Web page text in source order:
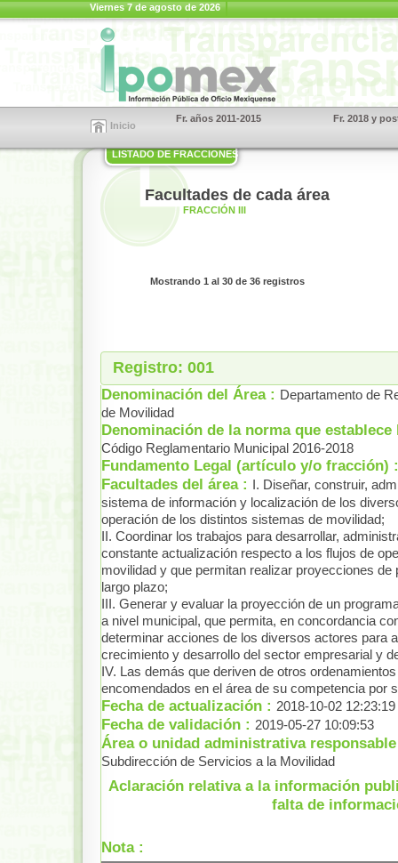
Viernes 7 de agosto de 2026
Inicio
Fr. años 2011-2015 Fr. 2018 y
LISTADO DE FRACCIONES
Facultades de cada área
FRACCIÓN III
Mostrando 1 al 30 de 36 registros
Registro: 001
Denominación del Área : Departamento de
de Movilidad
Denominación de la norma que
Código Reglamentario Municipal 2016-2018
Fundamento Legal (artículo y/o fracción)
Facultades del área : I. Diseñar, construir,
sistema de información y localización de los
operación de los distintos sistemas de movilidad;
II. Coordinar los trabajos para desarrollar,
constante actualización respecto a los flujos de
movilidad y que permitan realizar proyecciones
largo plazo;
III. Generar y evaluar la proyección de un
a nivel municipal, que permita, en concordancia
determinar acciones de los diversos actores para
crecimiento y desarrollo del sector empresarial y
IV. Las demás que deriven de otros
encomendados en el área de su competencia por
Fecha de actualización : 2018-10-02 12:23:19
Fecha de validación : 2019-05-27 10:09:53
Área o unidad administrativa
Subdirección de Servicios a la Movilidad
Aclaración relativa a la información
falta de
Nota :